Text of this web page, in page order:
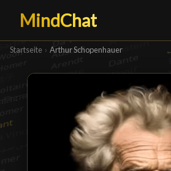
MindChat
Startseite › Arthur Schopenhauer